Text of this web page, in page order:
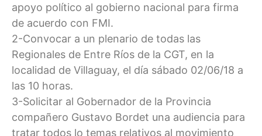
apoyo político al gobierno nacional para firma
de acuerdo con FMI.
2-Convocar a un plenario de todas las
Regionales de Entre Ríos de la CGT, en la
localidad de Villaguay, el día sábado 02/06/18 a
las 10 horas.
3-Solicitar al Gobernador de la Provincia
compañero Gustavo Bordet una audiencia para
tratar todos lo temas relativos al movimiento